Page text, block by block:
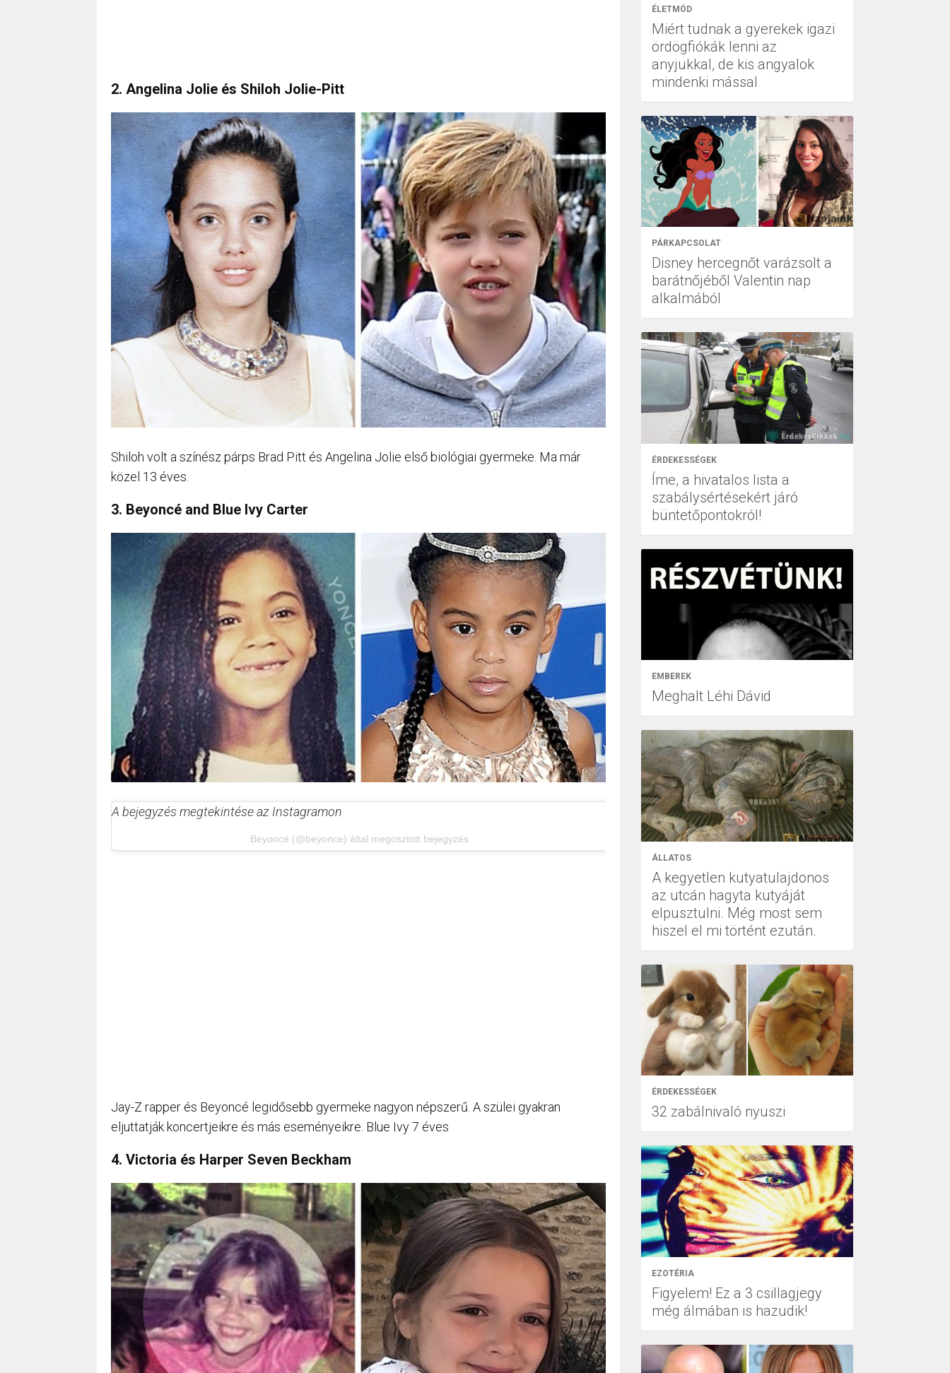
2. Angelina Jolie és Shiloh Jolie-Pitt
Shiloh volt a színész párps Brad Pitt és Angelina Jolie első biológiai gyermeke. Ma már
közel 13 éves.
3. Beyoncé and Blue Ivy Carter
A bejegyzés megtekintése az Instagramon
Beyoncé (@beyonce) által megosztott bejegyzés
Jay-Z rapper és Beyoncé legidősebb gyermeke nagyon népszerű. A szülei gyakran
eljuttatják koncertjeikre és más eseményeikre. Blue Ivy 7 éves
4. Victoria és Harper Seven Beckham
ÉLETMÓD
Miért tudnak a gyerekek igazi
ördögfiókák lenni az
anyjukkal, de kis angyalok
mindenki mással
PÁRKAPCSOLAT
Disney hercegnőt varázsolt a
barátnőjéből Valentin nap
alkalmából
ÉRDEKESSÉGEK
Íme, a hivatalos lista a
szabálysértésekért járó
büntetőpontokról!
EMBEREK
Meghalt Léhi Dávid
ÁLLATOS
A kegyetlen kutyatulajdonos
az utcán hagyta kutyáját
elpusztulni. Még most sem
hiszel el mi történt ezután.
ÉRDEKESSÉGEK
32 zabálnivaló nyuszi
EZOTÉRIA
Figyelem! Ez a 3 csillagjegy
még álmában is hazudik!